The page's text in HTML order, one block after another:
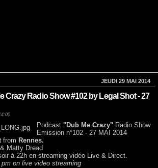
JEUDI 29 MAI 2014
Crazy Radio Show #102 by Legal Shot - 27
Podcast "Dub Me Crazy" Radio Show
Emission n°102 - 27 MAI 2014
from Rennes.
Matty Dread
à 22h en streaming vidéo Live & Direct.
on live video streaming